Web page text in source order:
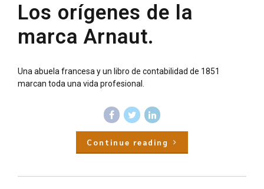
Los orígenes de la
marca Arnaut.
Una abuela francesa y un libro de contabilidad de 1851
marcan toda una vida profesional.
Continue reading